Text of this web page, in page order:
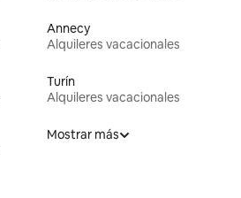
Annecy
Alquileres vacacionales
Turín
Alquileres vacacionales
Mostrar más